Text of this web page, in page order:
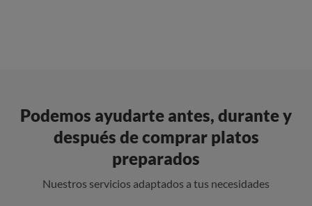
Podemos ayudarte antes, durante y
después de comprar platos
preparados
Nuestros servicios adaptados a tus necesidades